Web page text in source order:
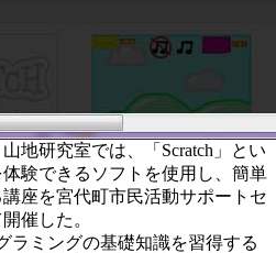
地研究室では、「Scratch」とい
験できるソフトを使用し、簡単
座を宮代町市民活動サポートセ
催した。
ラミングの基礎知識を習得する